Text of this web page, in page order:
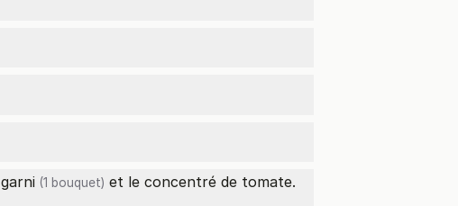
garni (1 bouquet) et le concentré de tomate.